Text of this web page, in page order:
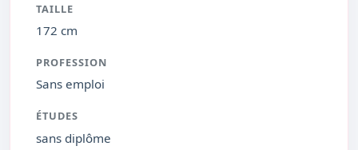
TAILLE
172 cm
PROFESSION
Sans emploi
ÉTUDES
sans diplôme